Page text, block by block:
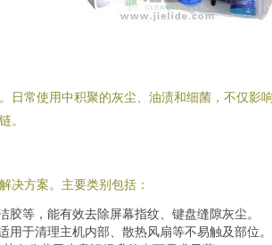
常使用中积聚的灰尘、油渍和细菌，不仅
。
决方案。主要类别包括：
胶等，能有效去除屏幕指纹、键盘缝隙灰尘。
用于清理主机内部、散热风扇等不易触及部位。